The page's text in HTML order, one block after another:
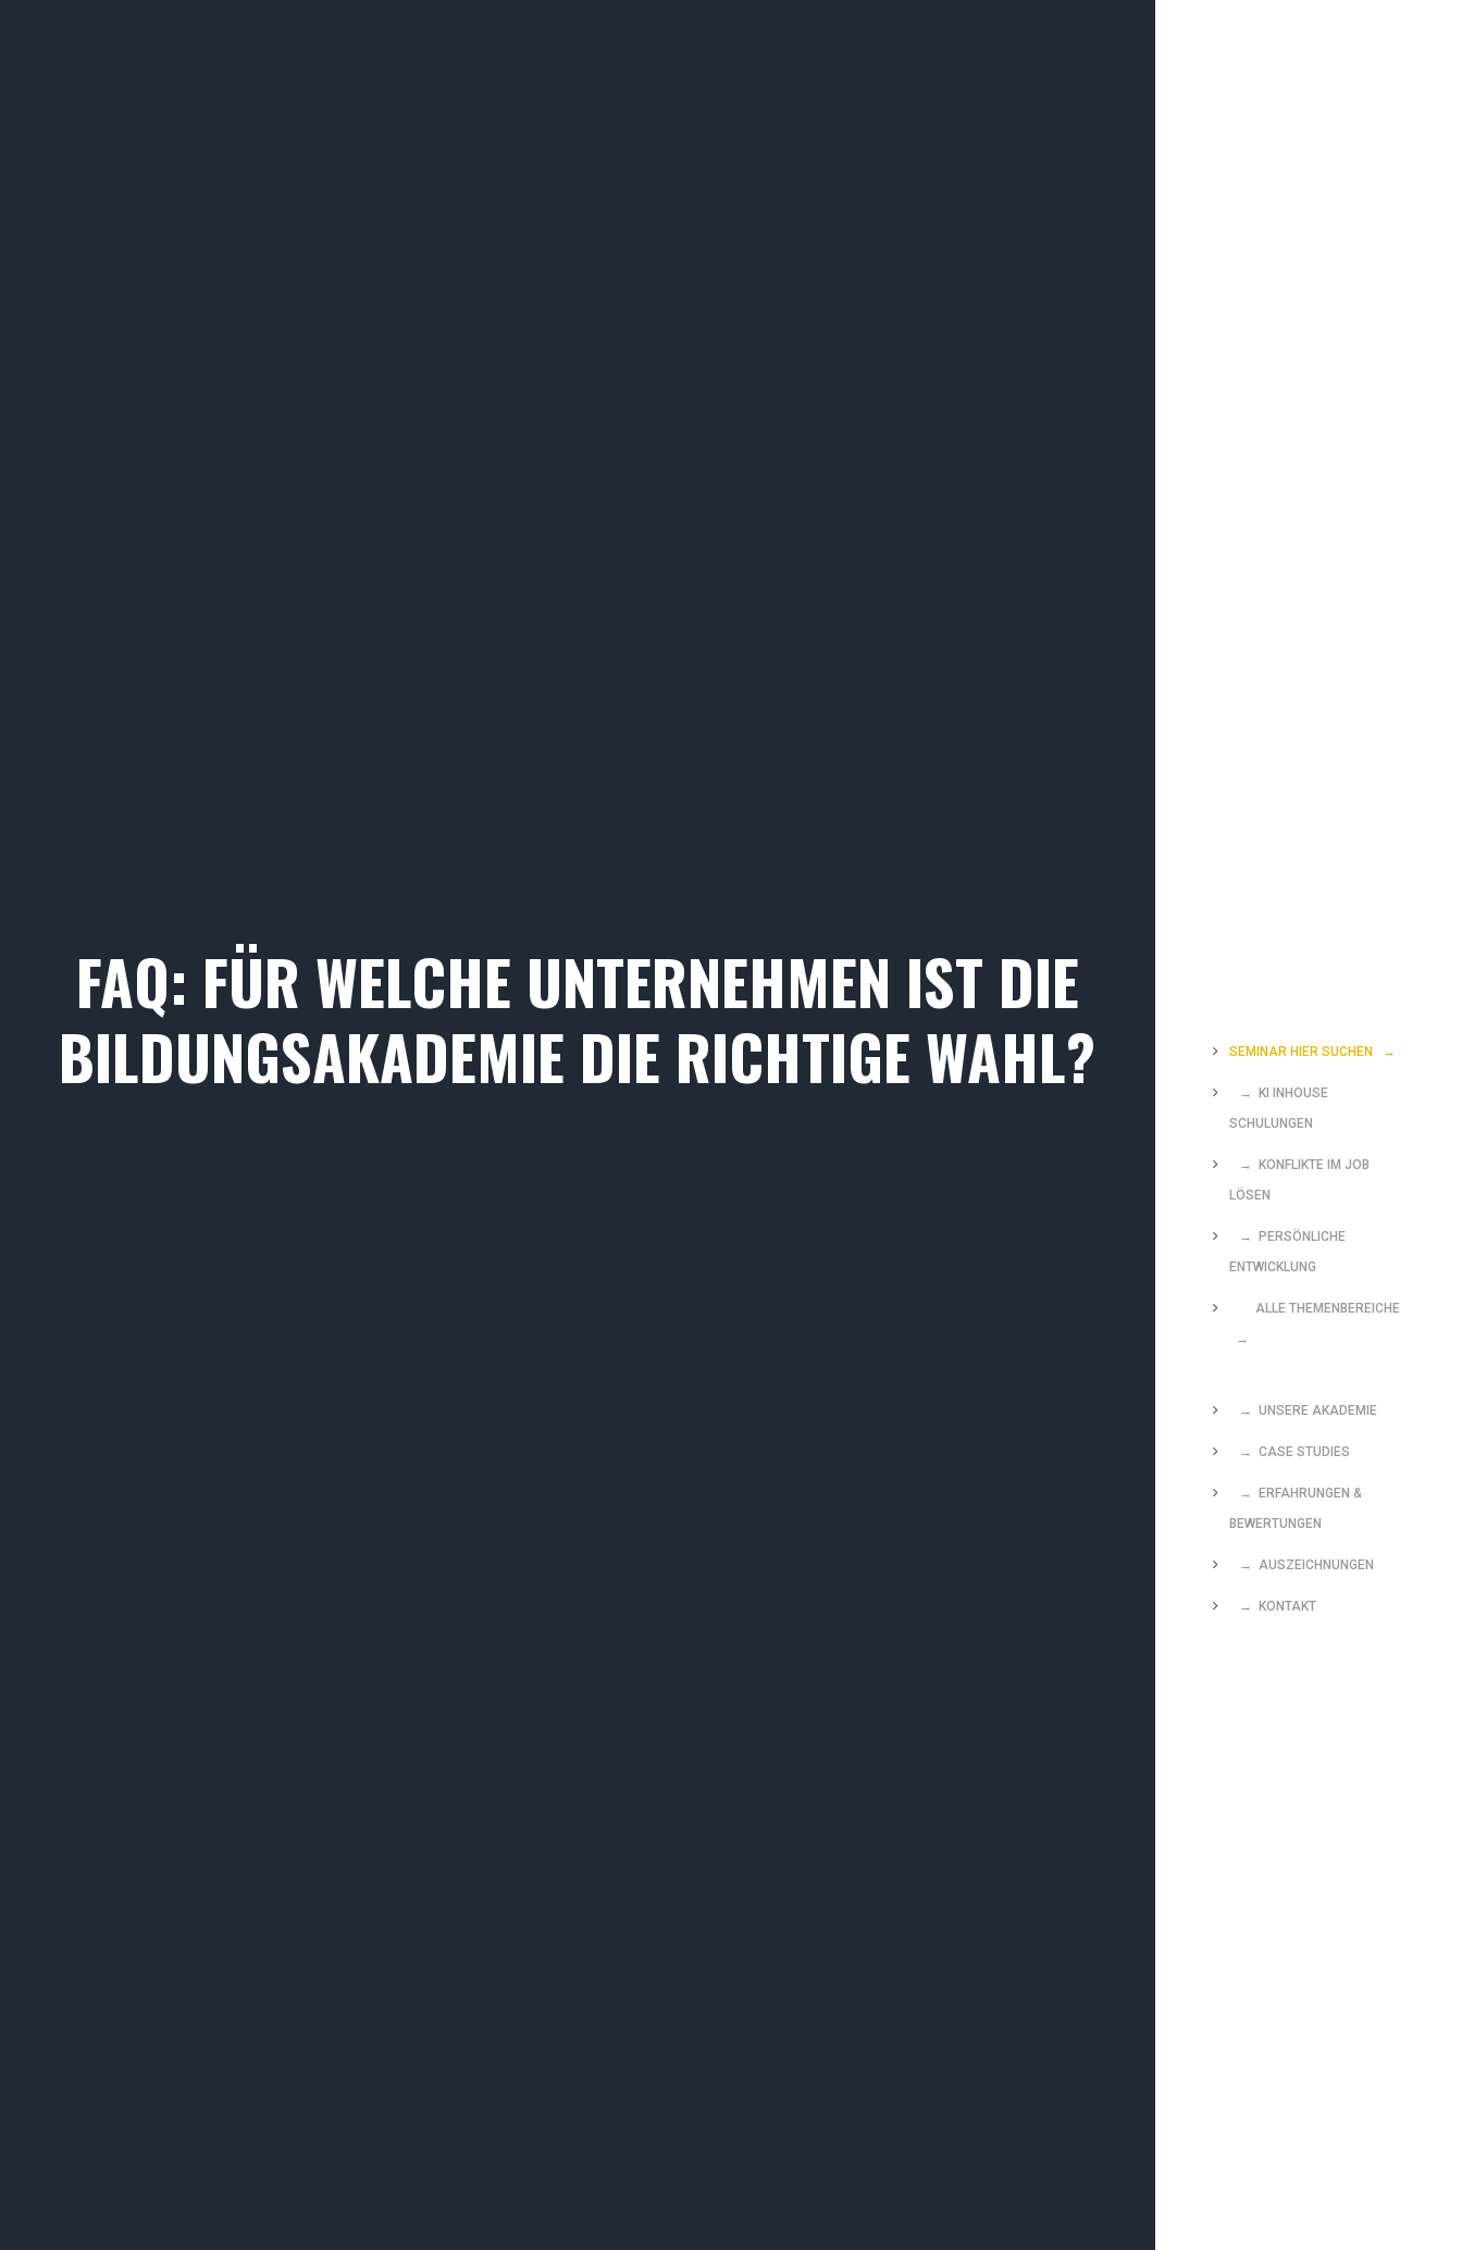
SEMINAR HIER SUCHEN →
→ KI INHOUSE
SCHULUNGEN
→ KONFLIKTE IM JOB
LÖSEN
→ PERSÖNLICHE
ENTWICKLUNG
ALLE THEMENBEREICHE
→
→ UNSERE AKADEMIE
→ CASE STUDIES
→ ERFAHRUNGEN &
BEWERTUNGEN
→ AUSZEICHNUNGEN
→ KONTAKT
FAQ: FÜR WELCHE UNTERNEHMEN IST DIE
BILDUNGSAKADEMIE DIE RICHTIGE WAHL?